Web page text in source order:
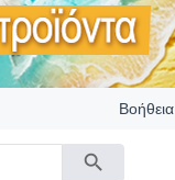
search
Βοήθεια